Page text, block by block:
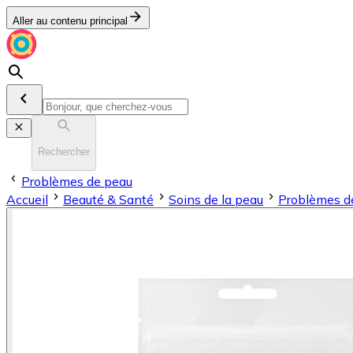
Aller au contenu principal
Rechercher
Problèmes de peau
Accueil
Beauté & Santé Soins de la peau Problèmes